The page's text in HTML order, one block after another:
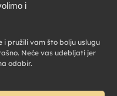
i
i pružili vam što bolju uslugu
Neće vas udebljati jer
odabir.